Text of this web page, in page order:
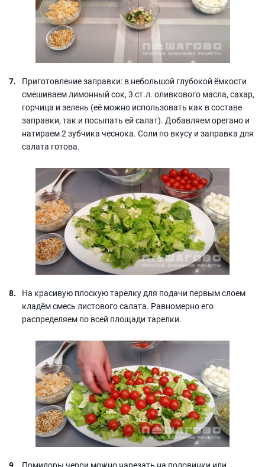
Приготовление заправки: в небольшой глубокой ёмкости
смешиваем лимонный сок, 3 ст.л. оливкового масла, сахар,
горчица и зелень (её можно использовать как в составе
заправки, так и посыпать ей салат). Добавляем орегано и
натираем 2 зубчика чеснока. Соли по вкусу и заправка для
салата готова.
На красивую плоскую тарелку для подачи первым слоем
кладём смесь листового салата. Равномерно его
распределяем по всей площади тарелки.
Помидоры черри можно нарезать на половинки или